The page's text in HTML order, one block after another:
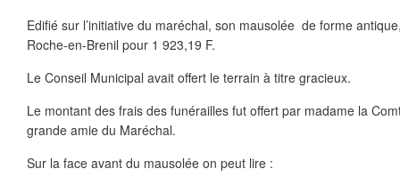
Edifié sur l’initiative du maréchal, son mausolée de forme
Roche-en-Brenil pour 1 923,19 F.
Le Conseil Municipal avait offert le terrain à titre gracieux.
Le montant des frais des funérailles fut offert par madame la
grande amie du Maréchal.
Sur la face avant du mausolée on peut lire :